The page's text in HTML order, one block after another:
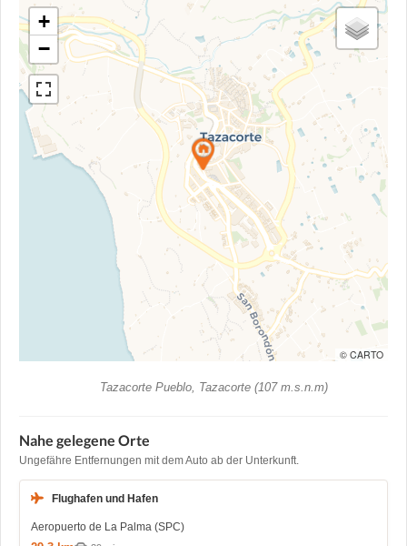
+
−
© CARTO
Tazacorte Pueblo, Tazacorte (107 m.s.n.m)
Nahe gelegene Orte
Ungefähre Entfernungen mit dem Auto ab der Unterkunft.
Flughafen und Hafen
Aeropuerto de La Palma (SPC)